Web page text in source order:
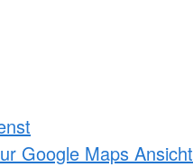
Google Maps Ansicht